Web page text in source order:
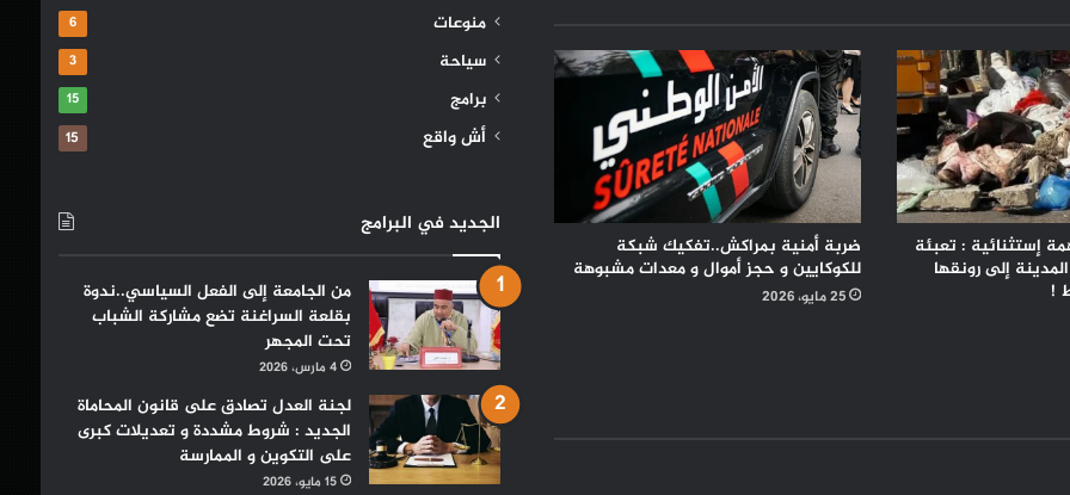
إستثنائية : تعبئة
إلى رونقها
ضربة أمنية بمراكش..تفكيك شبكة
للكوكايين و حجز أموال و معدات مشبوهة
25 مايو، 2026
منوعات 6
سياحة 3
برامج 15
أش واقع 15
الجديد في البرامج
من الجامعة إلى الفعل السياسي..ندوة
بقلعة السراغنة تضع مشاركة الشباب
تحت المجهر
4 مارس، 2026
لجنة العدل تصادق على قانون المحاماة
الجديد : شروط مشددة و تعديلات كبرى
على التكوين و الممارسة
15 مايو، 2026